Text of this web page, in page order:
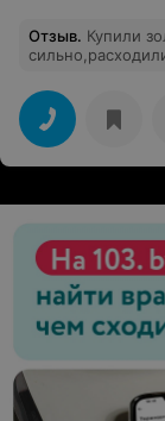
Отзыв. Купили
выскочил